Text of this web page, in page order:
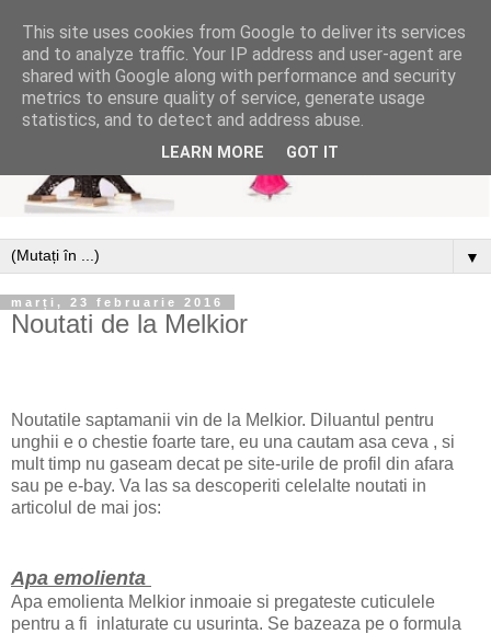
▼
marți, 23 februarie 2016
Noutati de la Melkior
Noutatile saptamanii vin de la Melkior. Diluantul pentru
unghii e o chestie foarte tare, eu una cautam asa ceva , si
mult timp nu gaseam decat pe site-urile de profil din afara
sau pe e-bay. Va las sa descoperiti celelalte noutati in
articolul de mai jos:
Apa emolienta
Apa emolienta Melkior inmoaie si pregateste cuticulele
pentru a fi inlaturate cu usurinta. Se bazeaza pe o formula
This site uses cookies from Google to deliver its services
and to analyze traffic. Your IP address and user-agent are
shared with Google along with performance and security
metrics to ensure quality of service, generate usage
statistics, and to detect and address abuse.
LEARN MORE GOT IT